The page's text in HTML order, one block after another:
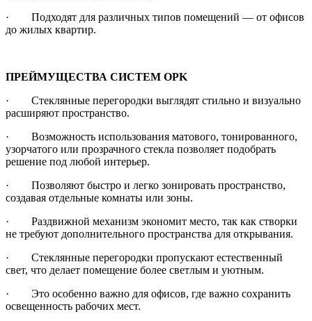
· Подходят для различных типов помещений — от офисов
до жилых квартир.
ПРЕЙМУЩЕСТВА СИСТЕМ OPK
· Стеклянные перегородки выглядят стильно и визуально
расширяют пространство.
· Возможность использования матового, тонированного,
узорчатого или прозрачного стекла позволяет подобрать
решение под любой интерьер.
· Позволяют быстро и легко зонировать пространство,
создавая отдельные комнаты или зоны.
· Раздвижной механизм экономит место, так как створки
не требуют дополнительного пространства для открывания.
· Стеклянные перегородки пропускают естественный
свет, что делает помещение более светлым и уютным.
· Это особенно важно для офисов, где важно сохранить
освещенность рабочих мест.